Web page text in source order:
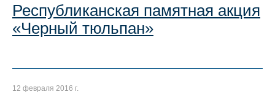
Республиканская памятная акция
«Черный тюльпан»
12 февраля 2016 г.